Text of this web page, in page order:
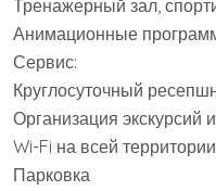
Тренажерный зал,
Анимационные
Сервис:
Круглосуточный
Организация экскурсий
Wi-Fi на всей территории
Парковка